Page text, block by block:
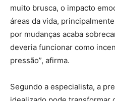
muito brusca, o impacto
áreas da vida,
por mudanças acaba
deveria funcionar como
pressão”, afirma.
Segundo a especialista, a